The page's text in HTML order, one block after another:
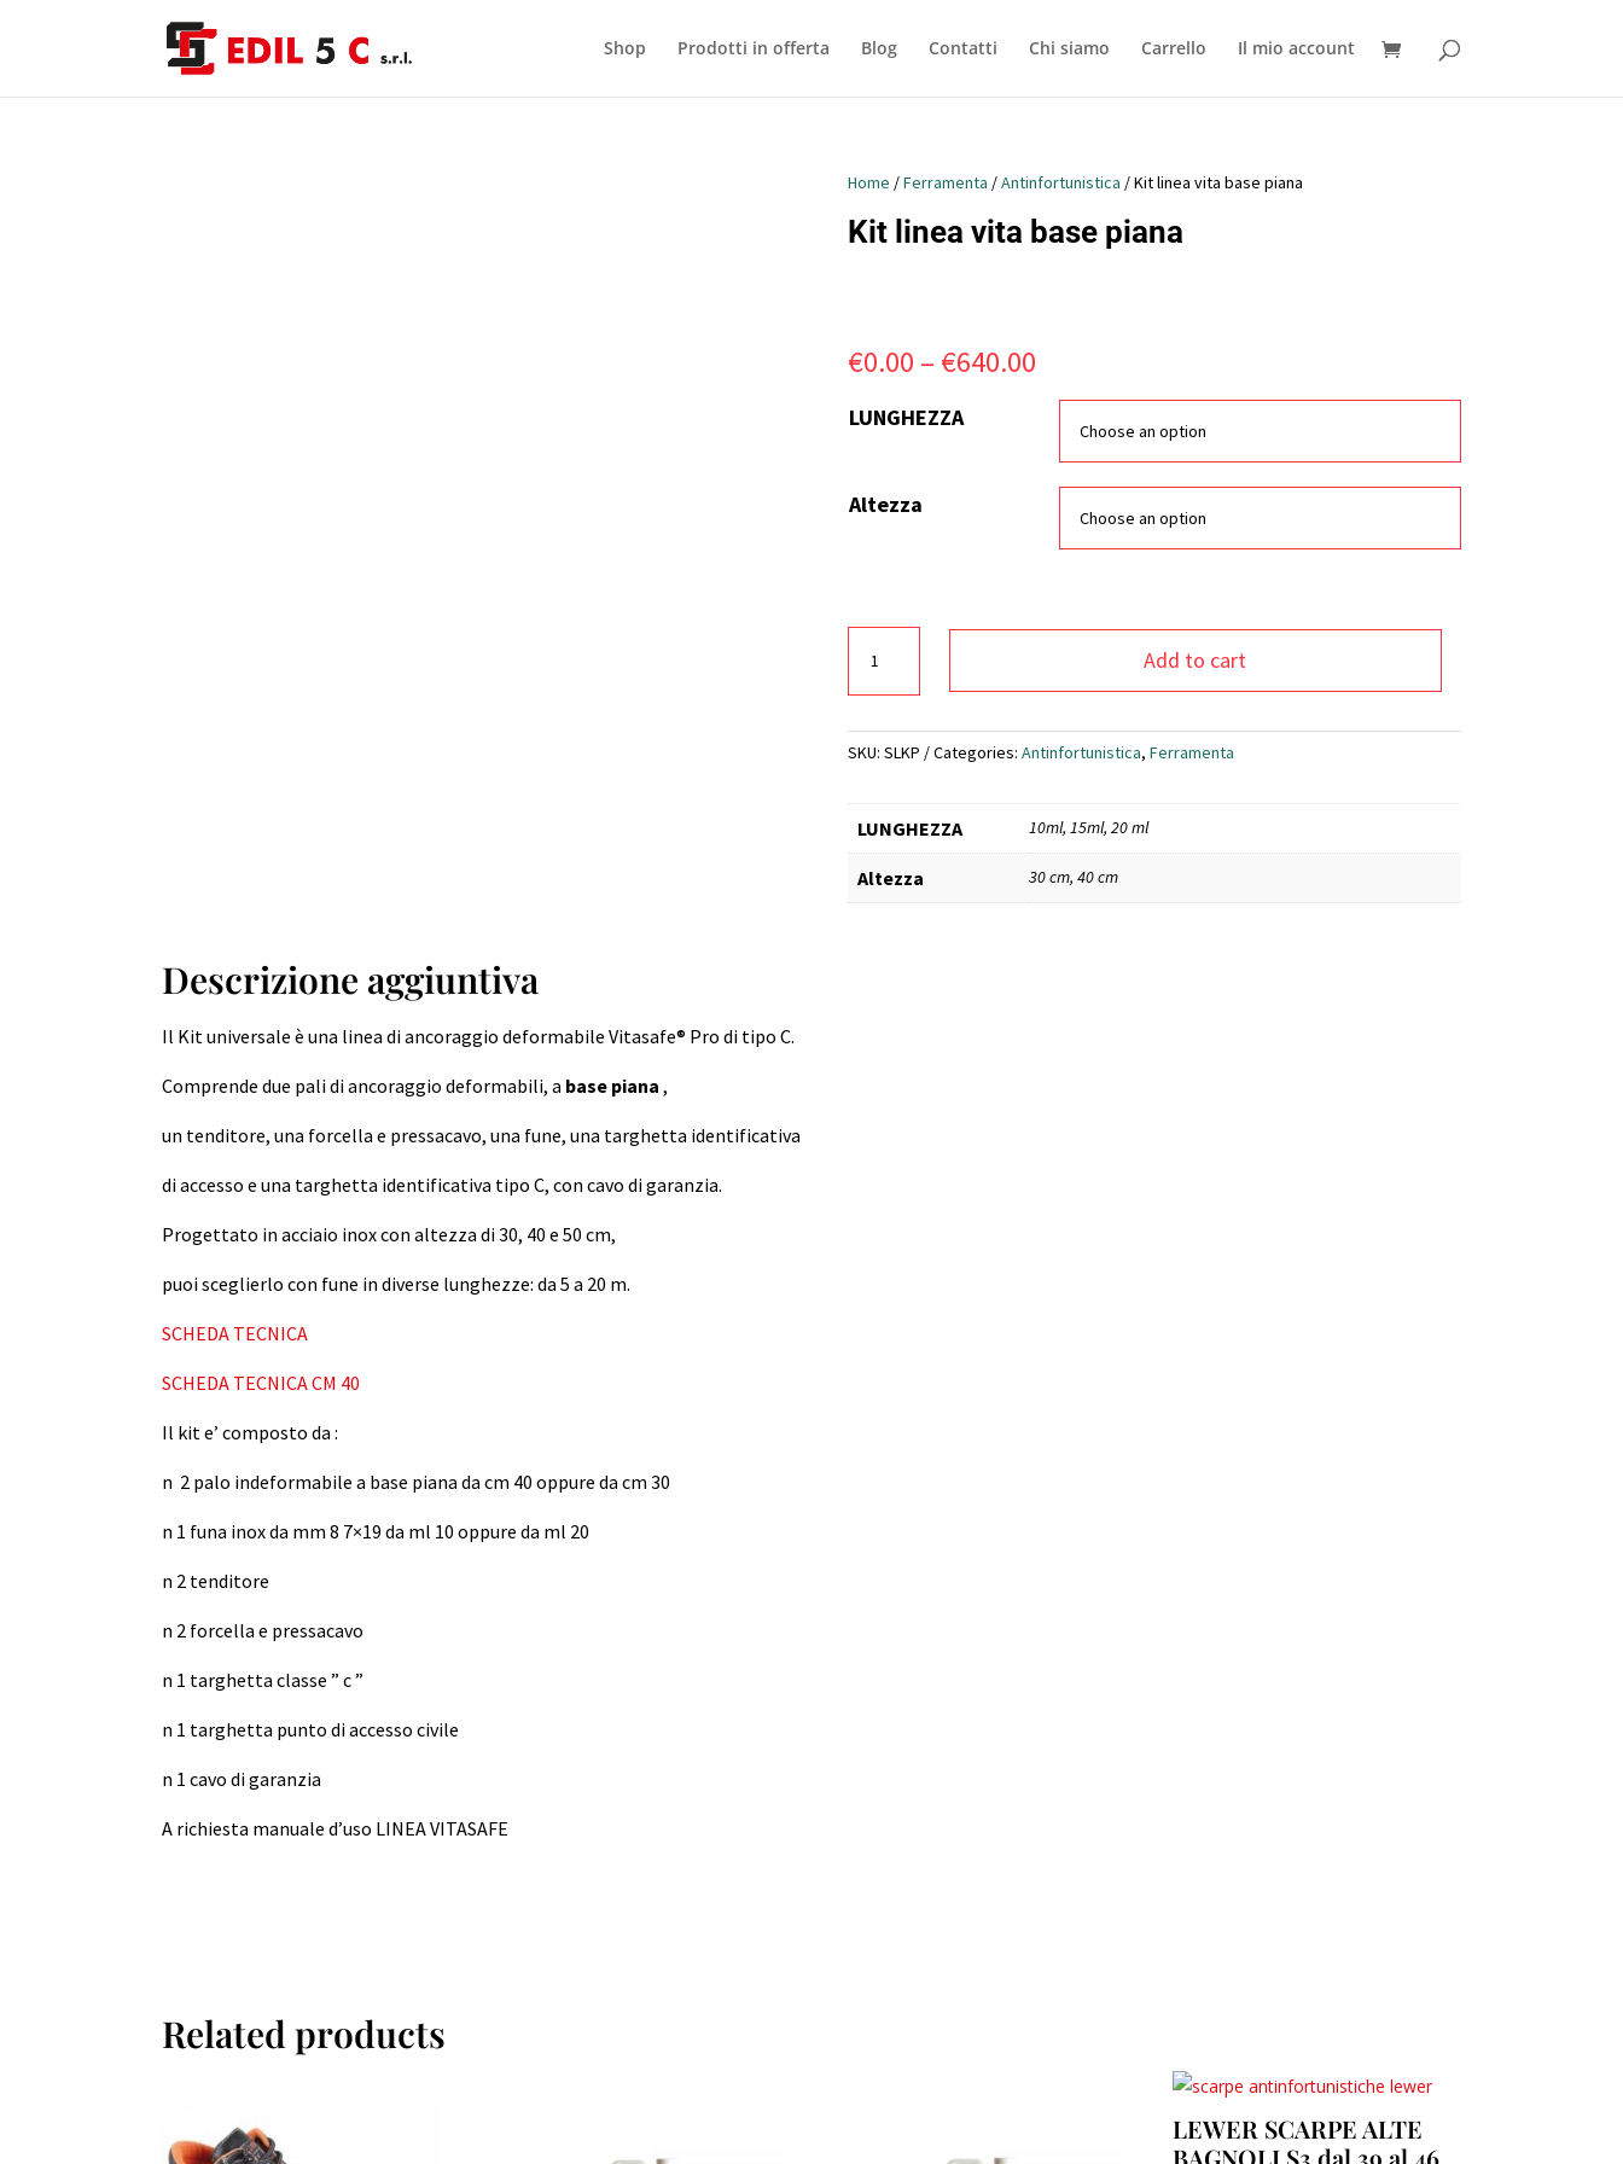
Shop Prodotti in offerta Blog Contatti Chi siamo Carrello Il mio account
Home /Ferramenta /Antinfortunistica / Kit linea vita base piana
Kit linea vita base piana
€0.00 – €640.00
LUNGHEZZA
Altezza
linea
vita
piana
Add to cart
SKU: SLKP Categories: Antinfortunistica, Ferramenta
LUNGHEZZA 10ml, 15ml, 20 ml
Altezza 30 cm, 40 cm
Descrizione aggiuntiva
Il Kit universale è una linea di ancoraggio deformabile Vitasafe® Pro di tipo C.
Comprende due pali di ancoraggio deformabili, a base piana ,
un tenditore, una forcella e pressacavo, una fune, una targhetta identificativa
di accesso e una targhetta identificativa tipo C, con cavo di garanzia.
Progettato in acciaio inox con altezza di 30, 40 e 50 cm,
puoi sceglierlo con fune in diverse lunghezze: da 5 a 20 m.
SCHEDA TECNICA
SCHEDA TECNICA CM 40
Il kit e’ composto da :
n 2 palo indeformabile a base piana da cm 40 oppure da cm 30
n 1 funa inox da mm 8 7×19 da ml 10 oppure da ml 20
n 2 tenditore
n 2 forcella e pressacavo
n 1 targhetta classe ” c ”
n 1 targhetta punto di accesso civile
n 1 cavo di garanzia
A richiesta manuale d’uso LINEA VITASAFE
Related products
LEWER SCARPE ALTE